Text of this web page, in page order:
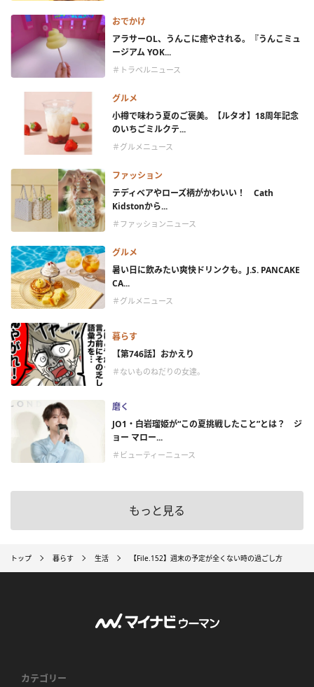
おでかけ
アラサーOL、うんこに癒やされる。『うんこミュ
ージアム YOK...
＃トラベルニュース
グルメ
小樽で味わう夏のご褒美。【ルタオ】18周年記念
のいちごミルクテ...
＃グルメニュース
ファッション
テディベアやローズ柄がかわいい！ Cath
Kidstonから...
＃ファッションニュース
グルメ
暑い日に飲みたい爽快ドリンクも。J.S. PANCAKE
CA...
＃グルメニュース
暮らす
【第746話】おかえり
＃ないものねだりの女達。
磨く
JO1・白岩瑠姫が“この夏挑戦したこと”とは？ ジ
ョー マロー...
＃ビューティーニュース
もっと見る
トップ 暮らす 生活 【File.152】週末の予定が全くない時の過ごし方
カテゴリー